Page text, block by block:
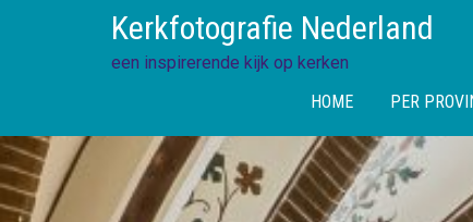
Kerkfotografie Nederland
een inspirerende kijk op kerken
HOME
PER